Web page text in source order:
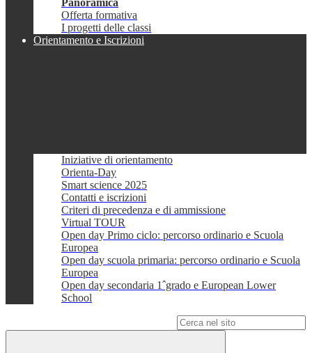
Panoramica
Offerta formativa
I progetti delle classi
Orientamento e Iscrizioni
Iniziative di orientamento
Orienta-Day
Smart science 2025
Contatti e iscrizioni
Criteri di precedenza e di ammissione
Virtual TOUR
Open day Primo ciclo: percorso ordinario e Scuola
Europea
Open day scuola primaria: percorso ordinario e Scuola
Europea
Open day secondaria 1ˆgrado e European Lower
School